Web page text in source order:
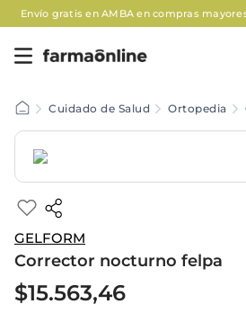
Envío gratis en AMBA en compras
Cuidado de Salud Ortopedia
GELFORM
Corrector nocturno felpa
$15.563,46